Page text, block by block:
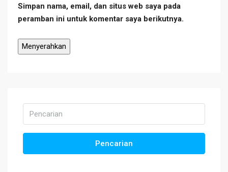
Simpan nama, email, dan situs web saya pada
peramban ini untuk komentar saya berikutnya.
Pencarian